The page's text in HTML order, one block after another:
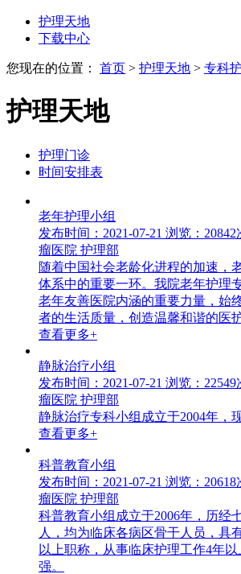
护理天地
下载中心
您现在的位置： 首页 > 护理天地 > 专科
护理天地
护理门诊
时间安排表
老年护理小组
发布时间：2021-07-21 浏览：20842
瘤医院 护理部
随着中国社会老龄化进程的加速，
体系中的重要一环。我院老年护理
老年友善医院内涵的重要力量，始
者的生活质量，创造温馨和谐的医
查看更多+
静脉治疗小组
发布时间：2021-07-21 浏览：22549
瘤医院 护理部
静脉治疗专科小组成立于2004年，
查看更多+
科普教育小组
发布时间：2021-07-21 浏览：20618
瘤医院 护理部
科普教育小组成立于2006年，历经
人，均为临床各病区骨干人员，具
以上职称，从事临床护理工作4年
强。